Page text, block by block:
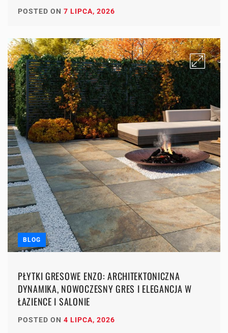
POSTED ON 7 LIPCA, 2026
BLOG
PŁYTKI GRESOWE ENZO: ARCHITEKTONICZNA
DYNAMIKA, NOWOCZESNY GRES I ELEGANCJA W
ŁAZIENCE I SALONIE
POSTED ON 4 LIPCA, 2026